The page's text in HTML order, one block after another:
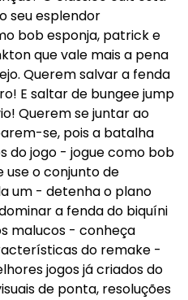
seu esplendor
bob esponja, patrick e
que vale mais a pena
Querem salvar a fenda
E saltar de bungee jump
Querem se juntar ao
se, pois a batalha
do jogo - jogue como bob
use o conjunto de
um - detenha o plano
a fenda do biquíni
malucos - conheça
do remake -
jogos já criados do
de ponta, resoluções